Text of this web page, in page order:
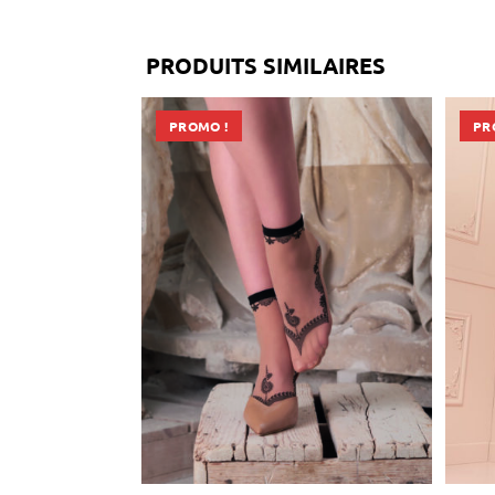
PRODUITS SIMILAIRES
PROMO !